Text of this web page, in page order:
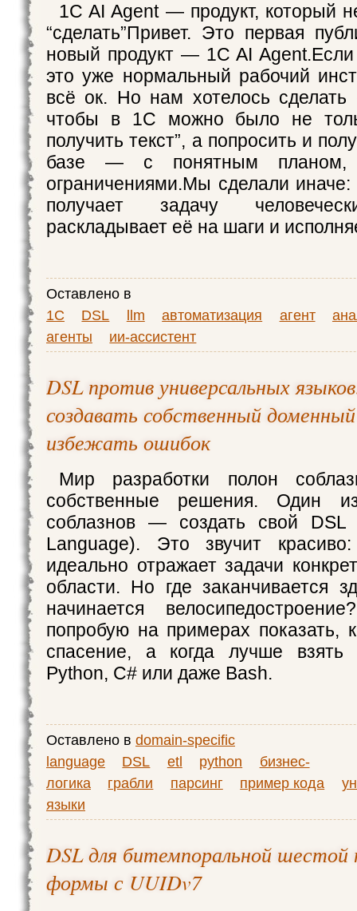
1C AI Agent — продукт, который
“сделать”Привет. Это первая
новый продукт — 1C AI
это уже нормальный рабочий
всё ок. Но нам хотелось
чтобы в 1С можно было не
получить текст”, а попросить и
базе — с понятным планом,
ограничениями.Мы сделали иначе:
получает задачу
раскладывает её на шаги и
Оставлено в
1С
DSL llm автоматизация агент
агенты
ии-ассистент
DSL против универсальных
создавать собственный
избежать ошибок
Мир разработки полон
собственные решения. Один
соблазнов — создать свой DSL
Language). Это звучит
идеально отражает задачи
области. Но где заканчивается
начинается
попробую на примерах показать,
спасение, а когда лучше
Python, C# или даже Bash.
Оставлено в domain-specific
language
DSL etl python
бизнес-
логика
грабли парсинг пример кода
языки
DSL для битемпоральной шестой
формы с UUIDv7